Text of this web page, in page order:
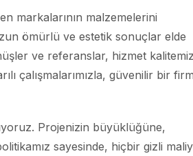
markalarının malzemelerini
ömürlü ve estetik sonuçlar elde
ve referanslar, hizmet
çalışmalarımızla, güvenilir bir
Projenizin büyüklüğüne,
sayesinde, hiçbir gizli